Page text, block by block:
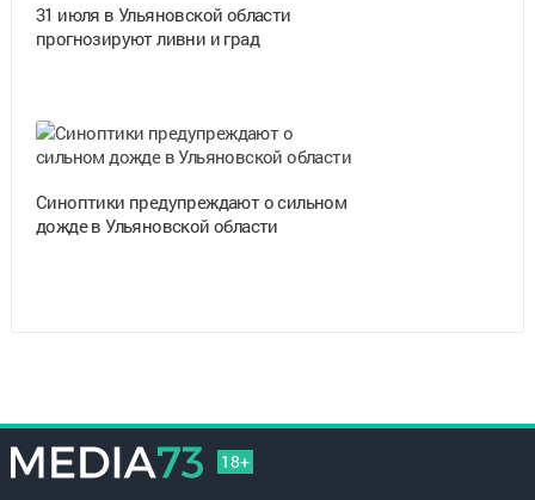
31 июля в Ульяновской области
прогнозируют ливни и град
Синоптики предупреждают о сильном
дожде в Ульяновской области
18+